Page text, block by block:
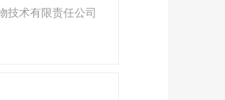
技术有限责任公司